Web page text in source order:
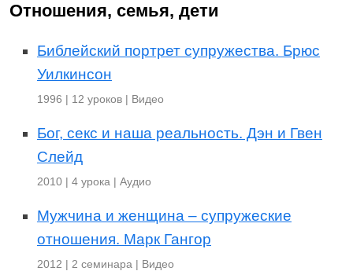
Отношения, семья, дети
Библейский портрет супружества. Брюс
Уилкинсон
1996 | 12 уроков | Видео
Бог, секс и наша реальность. Дэн и Гвен
Слейд
2010 | 4 урока | Аудио
Мужчина и женщина – супружеские
отношения. Марк Гангор
2012 | 2 семинара | Видео